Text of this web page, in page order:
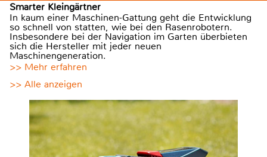
Smarter Kleingärtner
In kaum einer Maschinen-Gattung geht die Entwicklung
so schnell von statten, wie bei den Rasenrobotern.
Insbesondere bei der Navigation im Garten überbieten
sich die Hersteller mit jeder neuen
Maschinengeneration.
>> Mehr erfahren
>> Alle anzeigen